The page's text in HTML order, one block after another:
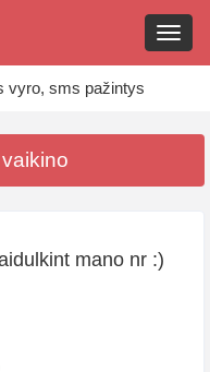
vyro, sms pažintys
mano nr :)